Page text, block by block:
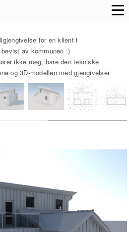
for en klient i
av kommunen :)
ikke meg, bare den tekniske
og 3D-modellen med gjengivelser